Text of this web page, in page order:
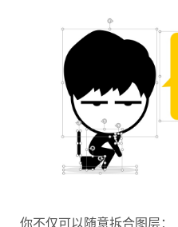
你不仅可以随意拆合图层：